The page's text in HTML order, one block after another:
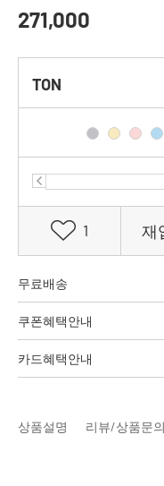
271,000
TON
1 재
무료배송
쿠폰혜택안내
카드혜택안내
상품설명 리뷰/상품문의